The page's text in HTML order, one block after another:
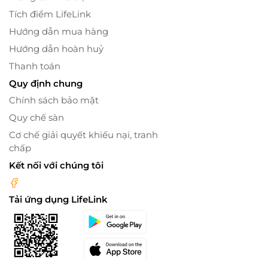
Tích điểm LifeLink
Hướng dẫn mua hàng
Hướng dẫn hoàn huỷ
Thanh toán
Quy định chung
Chính sách bảo mật
Quy chế sàn
Cơ chế giải quyết khiếu nại, tranh
chấp
Kết nối với chúng tôi
Tải ứng dụng LifeLink